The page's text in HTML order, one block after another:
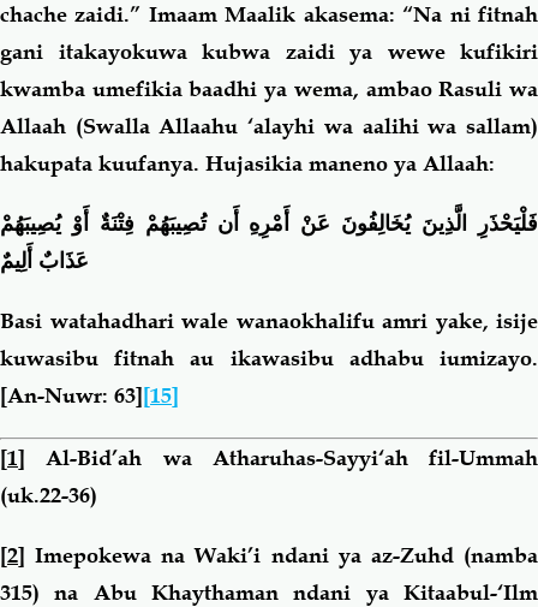
chache zaidi.” Imaam Maalik akasema: “Na ni fitnah
gani itakayokuwa kubwa zaidi ya wewe kufikiri
kwamba umefikia baadhi ya wema, ambao Rasuli wa
Allaah (Swalla Allaahu ‘alayhi wa aalihi wa sallam)
hakupata kuufanya. Hujasikia maneno ya Allaah:
فَلْيَحْذَرِ الَّذِينَ يُخَالِفُونَ عَنْ أَمْرِهِ أَن تُصِيبَهُمْ فِتْنَةٌ أَوْ يُصِيبَهُمْ
عَذَابٌ أَلِيمٌ
Basi watahadhari wale wanaokhalifu amri yake, isije
kuwasibu fitnah au ikawasibu adhabu iumizayo.
[An-Nuwr: 63][15]
[1] Al-Bid’ah wa Atharuhas-Sayyi‘ah fil-Ummah
(uk.22-36)
[2] Imepokewa na Waki’i ndani ya az-Zuhd (namba
315) na Abu Khaythaman ndani ya Kitaabul-‘Ilm